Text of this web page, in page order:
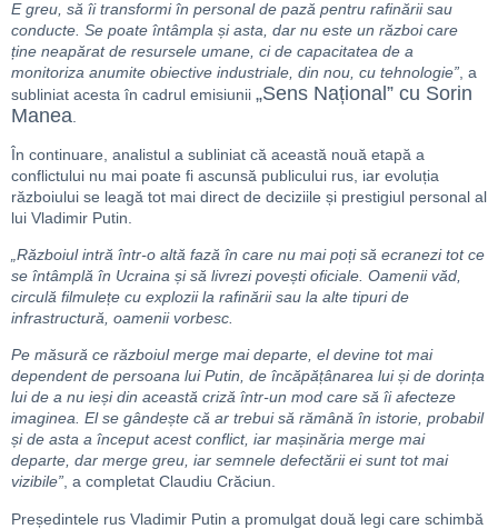
E greu, să îi transformi în personal de pază pentru rafinării sau
conducte. Se poate întâmpla și asta, dar nu este un război care
ține neapărat de resursele umane, ci de capacitatea de a
monitoriza anumite obiective industriale, din nou, cu tehnologie” , a
subliniat acesta în cadrul emisiunii „Sens Național” cu Sorin
Manea
În continuare, analistul a subliniat că această nouă etapă a
conflictului nu mai poate fi ascunsă publicului rus, iar evoluția
războiului se leagă tot mai direct de deciziile și prestigiul personal al
lui Vladimir Putin.
„Războiul intră într-o altă fază în care nu mai poți să ecranezi tot ce
se întâmplă în Ucraina și să livrezi povești oficiale. Oamenii văd,
circulă filmulețe cu explozii la rafinării sau la alte tipuri de
infrastructură, oamenii vorbesc.
Pe măsură ce războiul merge mai departe, el devine tot mai
dependent de persoana lui Putin, de încăpățânarea lui și de dorința
lui de a nu ieși din această criză într-un mod care să îi afecteze
imaginea. El se gândește că ar trebui să rămână în istorie, probabil
și de asta a început acest conflict, iar mașinăria merge mai
departe, dar merge greu, iar semnele defectării ei sunt tot mai
vizibile”, a completat Claudiu Crăciun.
Președintele rus Vladimir Putin a promulgat două legi care schimbă